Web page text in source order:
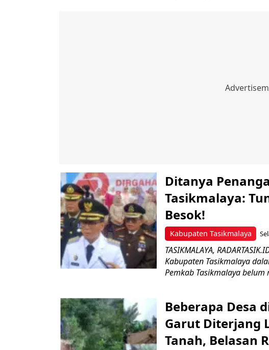
Kabupaten Tasikmalaya
Ditanya
Tasikmalaya:
Besok!
TASIKMALAYA,
Kabupaten Tasikmalaya
Pemkab Tasikmalaya belum
Beberapa Desa
Garut Diterjang
Tanah, Belasan